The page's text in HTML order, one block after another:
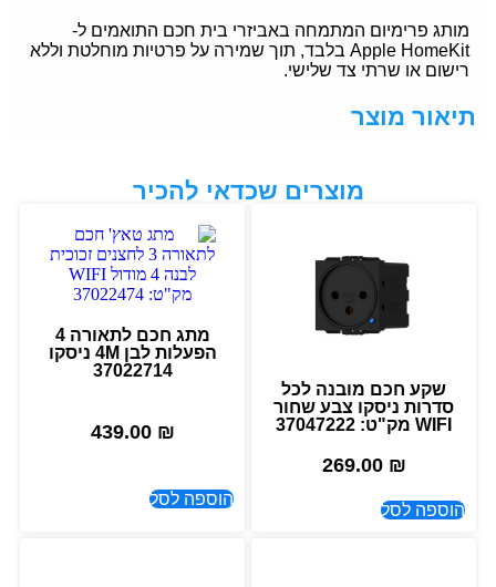
מותג פרימיום המתמחה באביזרי בית חכם התואמים ל-
Apple HomeKit בלבד, תוך שמירה על פרטיות מוחלטת וללא
רישום או שרתי צד שלישי.
תיאור מוצר
מוצרים שכדאי להכיר
שקע חכם מובנה לכל
סדרות ניסקו צבע שחור
WIFI מק"ט: 37047222
269.00 ₪
הוספה לסל
מתג חכם לתאורה 4
הפעלות לבן 4M ניסקו
37022714
439.00 ₪
הוספה לסל